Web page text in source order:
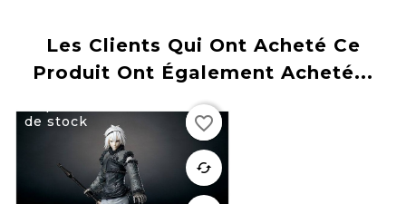
Les Clients Qui Ont Acheté Ce
Produit Ont Également Acheté...
de stock
favorite
cached
favorite_border